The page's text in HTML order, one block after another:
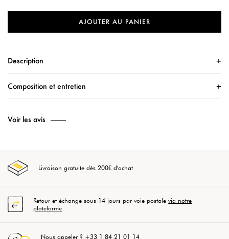
AJOUTER AU PANIER
Description
Composition et entretien
Voir les avis
Livraison gratuite dès 200€ d'achat
Retour et échange sous 14 jours par voie postalevia notre
plateforme
Nous appeler ? +33 1 84 21 01 14